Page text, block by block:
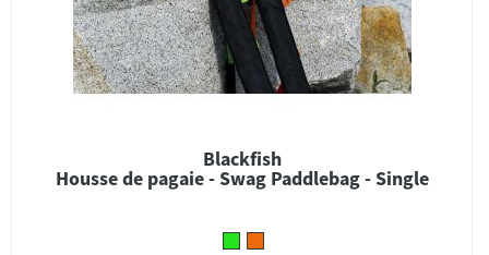
Blackfish
Housse de pagaie - Swag Paddlebag - Single